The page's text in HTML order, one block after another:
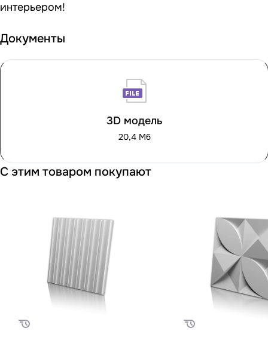
интерьером!
Документы
3D модель
20,4 Мб
С этим товаром покупают